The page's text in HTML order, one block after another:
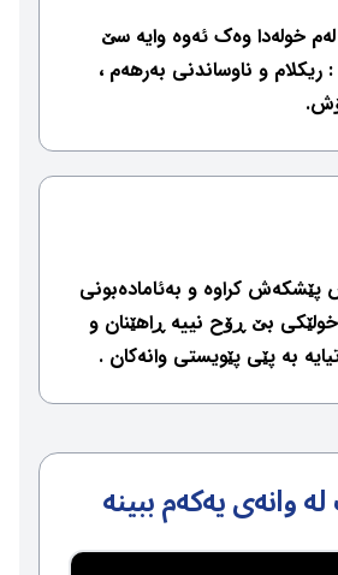
خولەدا وەك ئەوە وایە سێ
و ناوساندنی بەرهەم ،
پێشكەش كراوە و بەئامادەبونی
خولێكی بێ ڕۆح نییە ڕاهێنان و
بە پێی پێویستی وانەكان .
وانەی یەكەم ببینە